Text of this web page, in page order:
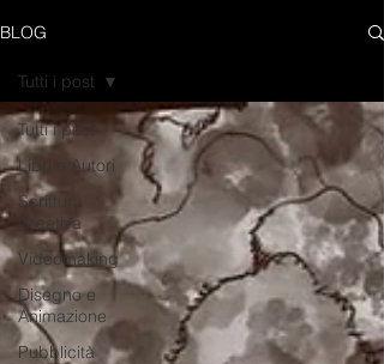
BLOG
Tutti i post
Libri e Autori
Scrittura
Creativa
Videomaking
Disegno e
Animazione
Pubblicità
Tutti i post